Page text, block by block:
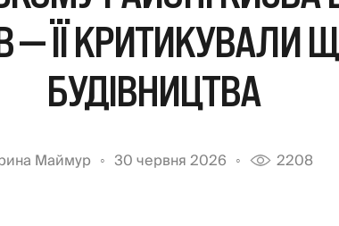
— ЇЇ КРИТИКУВАЛИ
БУДІВНИЦТВА
Маймур 30 червня 2026 2208